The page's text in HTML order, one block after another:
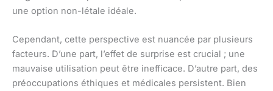
une option non-létale idéale.
Cependant, cette perspective est nuancée par plusieurs
facteurs. D’une part, l’effet de surprise est crucial ; une
mauvaise utilisation peut être inefficace. D’autre part, des
préoccupations éthiques et médicales persistent. Bien